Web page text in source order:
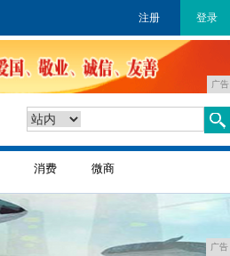
注册 登录
广告
消费 微商
广告